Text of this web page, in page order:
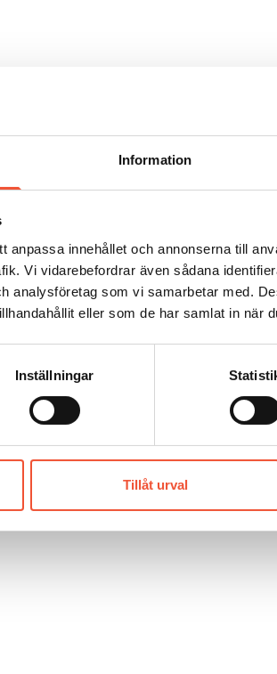
Information
anpassa innehållet och annonserna till
Vi vidarebefordrar även sådana
analysföretag som vi samarbetar med.
eller som de har samlat in när
Inställningar
Tillåt urval